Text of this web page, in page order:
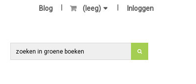
Inloggen
(leeg)
Blog